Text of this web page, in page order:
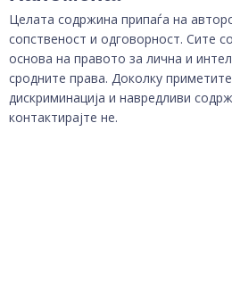
Целата содржина припаѓа на
сопственост и одговорност. Сите
основа на правото за лична и
сродните права. Доколку
дискриминација и навредливи
контактирајте не.